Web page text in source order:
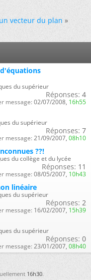
vecteur du plan »
du supérieur
Réponses: 4
message: 02/07/2008, 16h55
du supérieur
Réponses: 7
message: 21/09/2007, 08h10
??!
du collège et du lycée
Réponses: 11
message: 08/05/2007, 10h43
linéaire
du supérieur
Réponses: 2
message: 16/02/2007, 15h39
du supérieur
Réponses: 0
message: 23/01/2007, 08h40
16h30.